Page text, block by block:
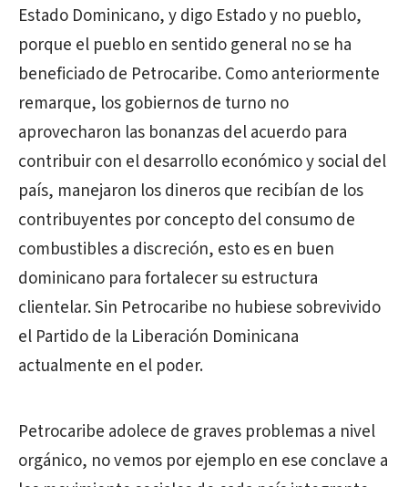
Estado Dominicano, y digo Estado y no pueblo,
porque el pueblo en sentido general no se ha
beneficiado de Petrocaribe. Como anteriormente
remarque, los gobiernos de turno no
aprovecharon las bonanzas del acuerdo para
contribuir con el desarrollo económico y social del
país, manejaron los dineros que recibían de los
contribuyentes por concepto del consumo de
combustibles a discreción, esto es en buen
dominicano para fortalecer su estructura
clientelar. Sin Petrocaribe no hubiese sobrevivido
el Partido de la Liberación Dominicana
actualmente en el poder.
Petrocaribe adolece de graves problemas a nivel
orgánico, no vemos por ejemplo en ese conclave a